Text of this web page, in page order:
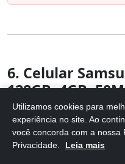
6. Celular
128GB, 4GB,
Cinza
Utilizamos cookies para
experiência no site. Ao
você concorda com a nossa
Privacidade.
Leia mais